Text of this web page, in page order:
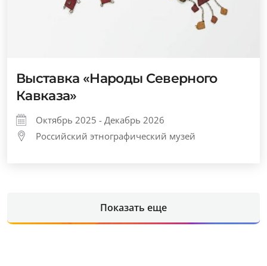
Выставка «Народы Северного
Кавказа»
Октябрь 2025 - Декабрь 2026
Российский этнографический музей
Показать еще